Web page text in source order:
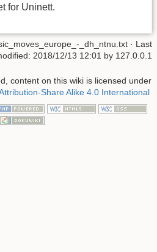
for Uninett.
_dh_ntnu.txt · Last
2018/12/13 12:01 by 127.0.0.1
content on this wiki is licensed under
Share Alike 4.0 International